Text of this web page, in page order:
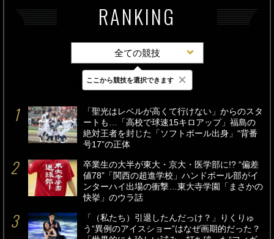
RANKING
全ての競技
最新 24時間 週間
「聖光はレベルが高くて行けない」からのスタ
ートも…「高校で球速15キロアップ」福島の
絶対王者を封じた「ソフトボール出身」“背番
号17”の正体
卒業生の大半が東大・京大・医学部に!? “偏差
値78”「関西の超進学校」ハンドボール部がイ
ンターハイ出場の衝撃…東大寺学園「まさかの
快挙」のウラ話
「（私たち）引退したんだっけ？」りくりゅ
う“異例のアイスショー”はなぜ画期的だった？
ここから競技を選択できます ×